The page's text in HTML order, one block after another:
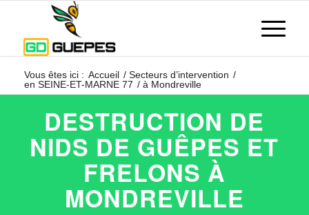
Vous êtes ici : Accueil / Secteurs d’intervention /
en SEINE-ET-MARNE 77 / à Mondreville
DESTRUCTION DE
NIDS DE GUÊPES ET
FRELONS À
MONDREVILLE